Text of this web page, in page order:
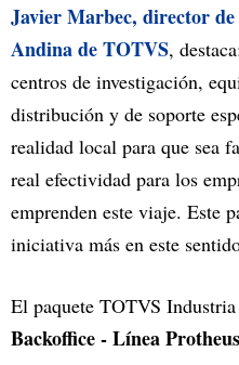
Javier Marbec, director
Andina de TOTVS,
centros de investigación,
distribución y de soporte
realidad local para que sea
real efectividad para los
emprenden este viaje. Este
iniciativa más en este
El paquete TOTVS
Backoffice - Línea Protheus